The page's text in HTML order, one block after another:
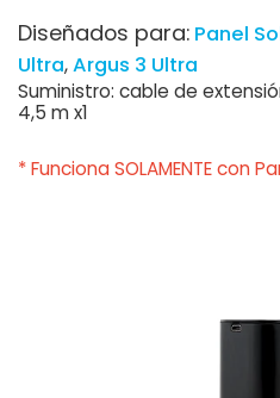
Diseñados para: Panel
Ultra Argus 3 Ultra
Suministro: cable de
4,5 m x1
* Funciona SOLAMENTE con